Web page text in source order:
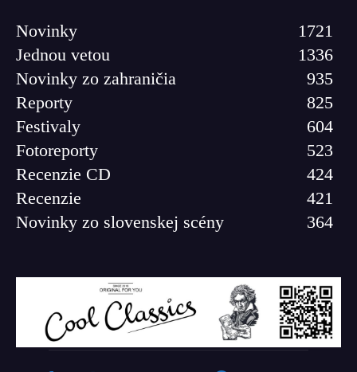
Novinky
1721
Jednou vetou
1336
Novinky zo zahraničia
935
Reporty
825
Festivaly
604
Fotoreporty
523
Recenzie CD
424
Recenzie
421
Novinky zo slovenskej scény
364